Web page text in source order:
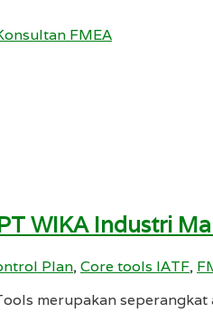
FMEA
WIKA Industri
Plan,Core tools IATF,
merupakan